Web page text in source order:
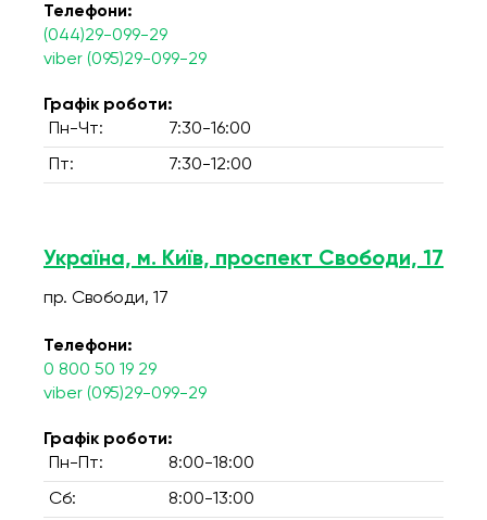
Телефони:
(044)29-099-29
viber (095)29-099-29
Графік роботи:
Пн-Чт:
7:30-16:00
Пт: 7:30-12:00
Україна, м. Київ, проспект Свободи, 17
пр. Свободи, 17
Телефони:
0 800 50 19 29
viber (095)29-099-29
Графік роботи:
Пн-Пт:
8:00-18:00
Сб: 8:00-13:00